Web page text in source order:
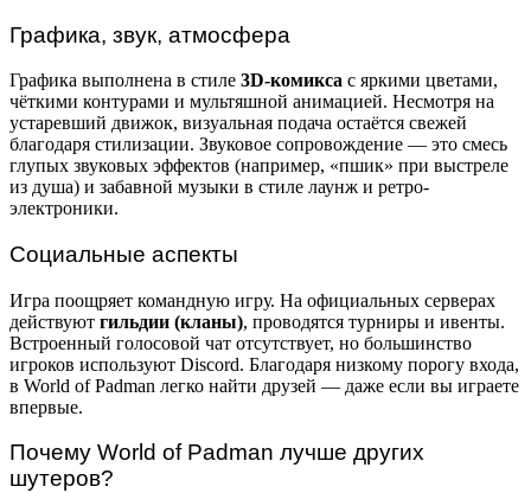
Графика, звук, атмосфера
Графика выполнена в стиле 3D-комикса с яркими цветами,
чёткими контурами и мультяшной анимацией. Несмотря на
устаревший движок, визуальная подача остаётся свежей
благодаря стилизации. Звуковое сопровождение — это смесь
глупых звуковых эффектов (например, «пшик» при выстреле
из душа) и забавной музыки в стиле лаунж и ретро-
электроники.
Социальные аспекты
Игра поощряет командную игру. На официальных серверах
действуют гильдии (кланы), проводятся турниры и ивенты.
Встроенный голосовой чат отсутствует, но большинство
игроков используют Discord. Благодаря низкому порогу входа,
в World of Padman легко найти друзей — даже если вы играете
впервые.
Почему World of Padman лучше других
шутеров?